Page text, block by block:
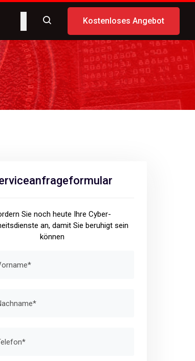
Kostenloses Angebot
Sie noch heute Ihre Cyber-
an, damit Sie beruhigt sein
können